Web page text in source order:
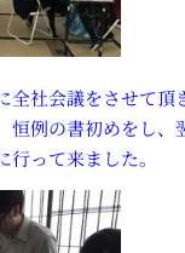
全社会議をさせて頂
恒例の書初めをし、
って来ました。